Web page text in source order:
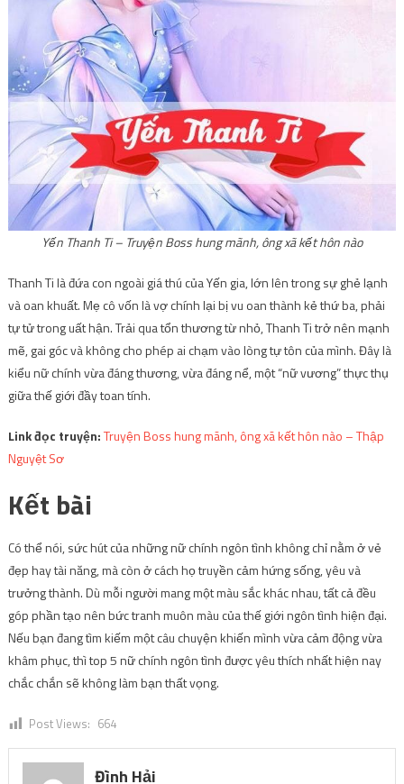
Yến Thanh Ti – Truyện Boss hung mãnh, ông xã kết hôn nào
Thanh Ti là đứa con ngoài giá thú của Yến gia, lớn lên trong sự ghẻ lạnh
và oan khuất. Mẹ cô vốn là vợ chính lại bị vu oan thành kẻ thứ ba, phải
tự tử trong uất hận. Trải qua tổn thương từ nhỏ, Thanh Ti trở nên mạnh
mẽ, gai góc và không cho phép ai chạm vào lòng tự tôn của mình. Đây là
kiểu nữ chính vừa đáng thương, vừa đáng nể, một “nữ vương” thực thụ
giữa thế giới đầy toan tính.
Link đọc truyện:Truyện Boss hung mãnh, ông xã kết hôn nào – Thập
Nguyệt Sơ
Kết bài
Có thể nói, sức hút của những nữ chính ngôn tình không chỉ nằm ở vẻ
đẹp hay tài năng, mà còn ở cách họ truyền cảm hứng sống, yêu và
trưởng thành. Dù mỗi người mang một màu sắc khác nhau, tất cả đều
góp phần tạo nên bức tranh muôn màu của thế giới ngôn tình hiện đại.
Nếu bạn đang tìm kiếm một câu chuyện khiến mình vừa cảm động vừa
khâm phục, thì top 5 nữ chính ngôn tình được yêu thích nhất hiện nay
chắc chắn sẽ không làm bạn thất vọng.
Post Views: 664
Đình Hải